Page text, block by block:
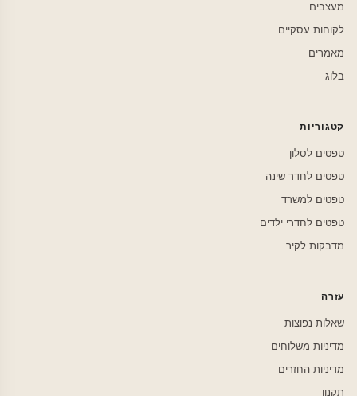
מעצבים
לקוחות עסקיים
מאמרים
בלוג
קטגוריות
טפטים לסלון
טפטים לחדר שינה
טפטים למשרד
טפטים לחדרי ילדים
מדבקות לקיר
עזרה
שאלות נפוצות
מדיניות משלוחים
מדיניות החזרים
תקנון